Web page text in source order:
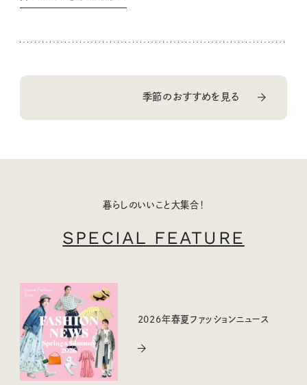
季節のおすすめを見る
暮らしのいいこと大集合！
SPECIAL FEATURE
2026年春夏ファッションニュース